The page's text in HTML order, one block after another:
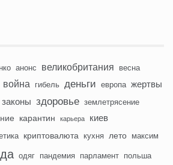
анонс великобритания весна
война гибель деньги европа жертвы
законы здоровье землетрясение
карантин карьера киев
криптовалюта кухня лето максим
одяг пандемия парламент польша